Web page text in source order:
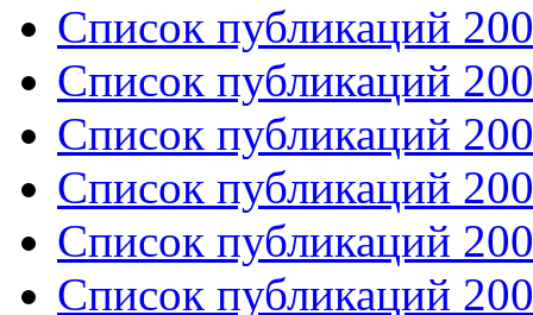
Список публикаций
Список публикаций
Список публикаций
Список публикаций
Список публикаций
Список публикаций